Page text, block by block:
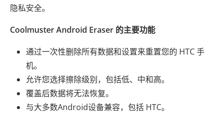
隐私安全。
Coolmuster Android Eraser 的主要功能
通过一次性删除所有数据和设置来重置您的 HTC 手
机。
允许您选择擦除级别，包括低、中和高。
覆盖后数据将无法恢复。
与大多数Android设备兼容，包括 HTC。